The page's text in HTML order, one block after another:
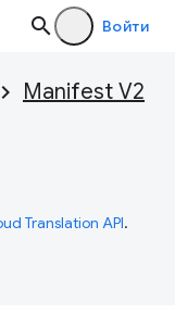
Войти
Manifest V2
Translation API.